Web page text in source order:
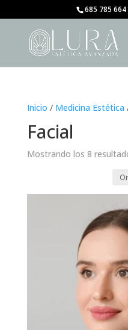
685 785 664
Inicio / Medicina Estética
Facial
Mostrando los 8